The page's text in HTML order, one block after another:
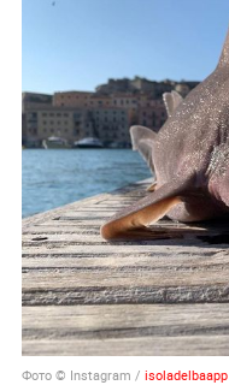
Фото © Instagram / isoladelbaapp